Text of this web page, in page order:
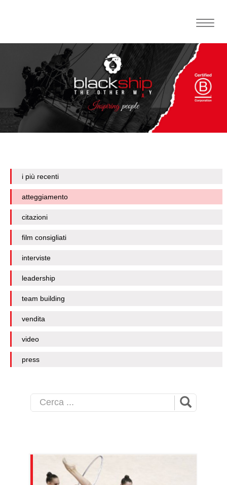
Toggle
i più recenti
atteggiamento
citazioni
film consigliati
interviste
leadership
team building
vendita
video
press